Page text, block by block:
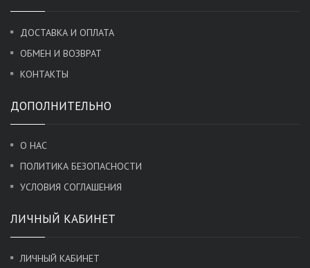
ДОСТАВКА И ОПЛАТА
ОБМЕН И ВОЗВРАТ
КОНТАКТЫ
ДОПОЛНИТЕЛЬНО
О НАС
ПОЛИТИКА БЕЗОПАСНОСТИ
УСЛОВИЯ СОГЛАШЕНИЯ
ЛИЧНЫЙ КАБИНЕТ
ЛИЧНЫЙ КАБИНЕТ